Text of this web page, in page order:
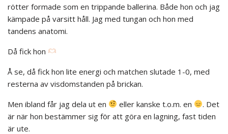
rötter formade som en trippande ballerina. Både hon och jag
kämpade på varsitt håll. Jag med tungan och hon med
tandens anatomi.
Då fick hon
Å se, då fick hon lite energi och matchen slutade 1-0, med
resterna av visdomstanden på brickan.
Men ibland får jag dela ut en
eller kanske t.o.m. en
. Det
är när hon bestämmer sig för att göra en lagning, fast tiden
är ute.